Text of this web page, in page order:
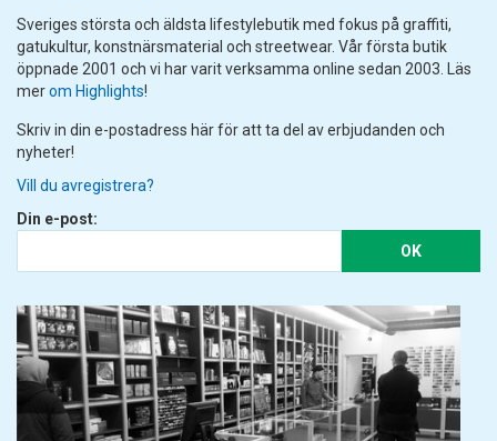
Sveriges största och äldsta lifestylebutik med fokus på graffiti,
gatukultur, konstnärsmaterial och streetwear. Vår första butik
öppnade 2001 och vi har varit verksamma online sedan 2003. Läs
merom Highlights!
Skriv in din e-postadress här för att ta del av erbjudanden och
nyheter!
Vill du avregistrera?
Din e-post:
OK